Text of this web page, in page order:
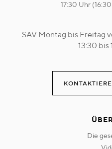
17:30 Uhr
SAV Montag bis Freitag
13:30 bis
die